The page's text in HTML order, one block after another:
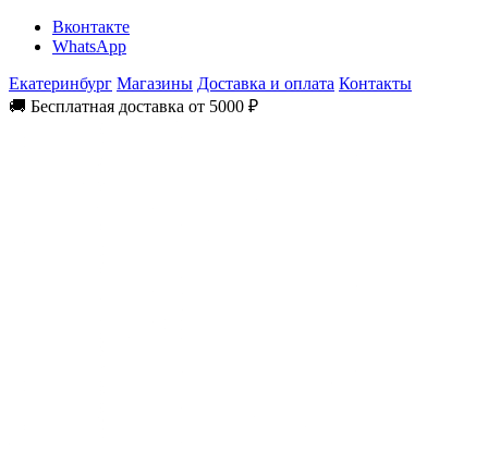
Вконтакте
WhatsApp
Екатеринбург Магазины Доставка и оплата Контакты
🚚 Бесплатная доставка от 5000 ₽